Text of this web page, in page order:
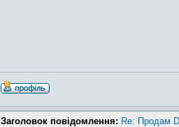
Заголовок повідомлення: Re: Продам